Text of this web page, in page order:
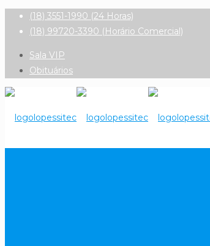
(18) 3551-1990 (24 Horas)
(18) 99720-3390 (Horário Comercial)
Sala VIP
Obituários